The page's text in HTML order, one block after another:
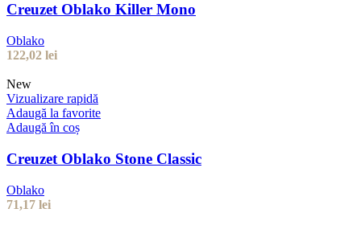
Creuzet Oblako Killer Mono
Oblako
122,02 lei
New
Vizualizare rapidă
Adaugă la favorite
Adaugă în coș
Creuzet Oblako Stone Classic
Oblako
71,17 lei